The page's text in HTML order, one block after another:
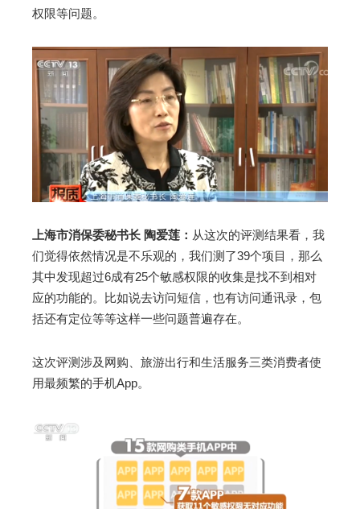
权限等问题。
上海市消保委秘书长 陶爱莲： 从这次的评测结果看，我
们觉得依然情况是不乐观的，我们测了39个项目，那么
其中发现超过6成有25个敏感权限的收集是找不到相对
应的功能的。比如说去访问短信，也有访问通讯录，包
括还有定位等等这样一些问题普遍存在。
这次评测涉及网购、旅游出行和生活服务三类消费者使
用最频繁的手机App。